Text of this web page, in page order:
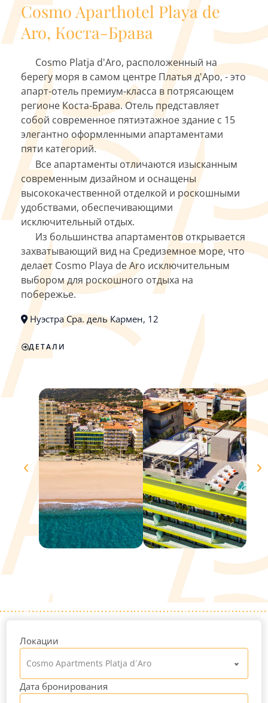
Cosmo Aparthotel Playa de
Aro, Коста-Брава
Cosmo Platja d'Aro, расположенный на
берегу моря в самом центре Платья д'Аро, - это
апарт-отель премиум-класса в потрясающем
регионе Коста-Брава. Отель представляет
собой современное пятиэтажное здание с 15
элегантно оформленными апартаментами
пяти категорий.
Все апартаменты отличаются изысканным
современным дизайном и оснащены
высококачественной отделкой и роскошными
удобствами, обеспечивающими
исключительный отдых.
Из большинства апартаментов открывается
захватывающий вид на Средиземное море, что
делает Cosmo Playa de Aro исключительным
выбором для роскошного отдыха на
побережье.
Нуэстра Сра. дель Кармен, 12
ДЕТАЛИ
Локации
Cosmo Apartments Platja d´Aro
Дата бронирования